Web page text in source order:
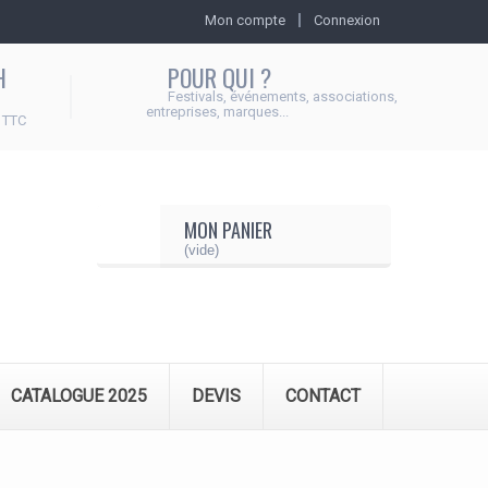
Mon compte Connexion
POUR QUI ?
Festivals, événements, associations,
entreprises, marques...
MON PANIER
(vide)
CATALOGUE 2025 DEVIS CONTACT